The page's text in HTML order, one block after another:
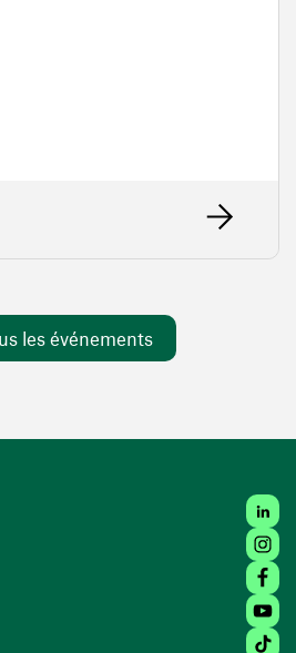
les événements
nouvelle fenêtre)